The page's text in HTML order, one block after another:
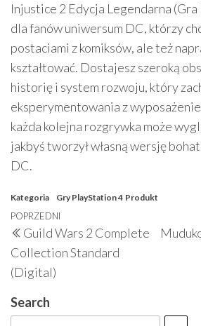
Injustice 2 Edycja Legendarna
dla fanów uniwersum DC, którzy
postaciami z komiksów, ale też
kształtować. Dostajesz szeroką
historię i system rozwoju, który
eksperymentowania z
każda kolejna rozgrywka może
jakbyś tworzył własną wersję
DC.
Kategoria Gry PlayStation 4 Produkt
Nawigacja
wpisu
Poprzedni
wpis
POPRZEDNI
Guild Wars 2 Complete
Collection Standard
(Digital)
Search